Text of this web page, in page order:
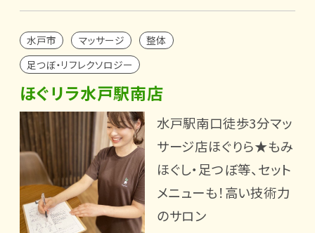
水戸市 マッサージ
整体
足つぼ・リフレクソロジー
ほぐリラ水戸駅南店
水戸駅南口徒歩3分マッ
サージ店ほぐりら★もみ
ほぐし・足つぼ等、セット
メニューも！高い技術力
のサロン